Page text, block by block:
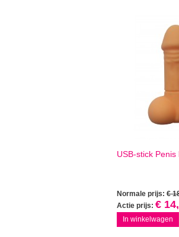
USB-stick
Normale prijs: €
Actie prijs: €
In winkelwagen